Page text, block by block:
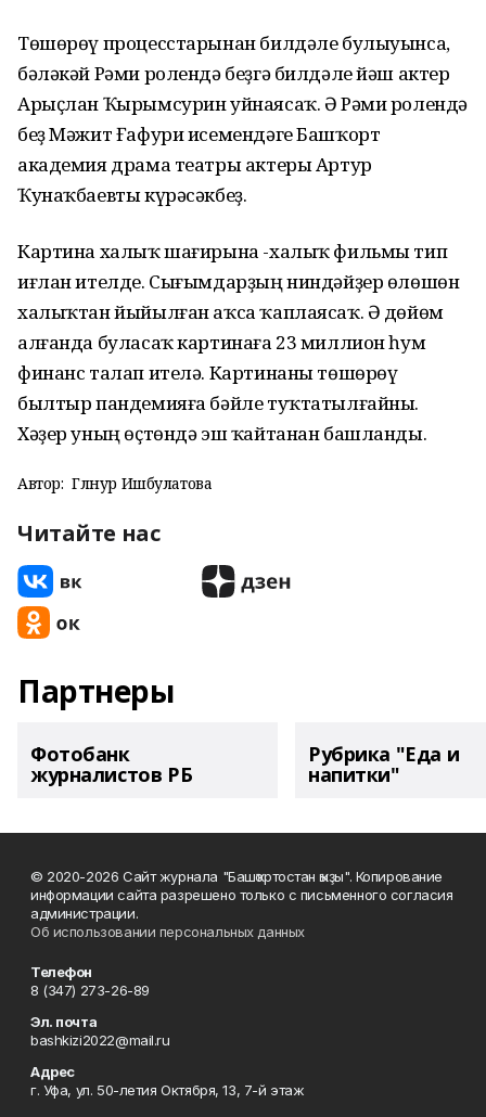
Төшөрөү процесстарынан билдәле булыуынса,
бәләкәй Рәми ролендә беҙгә билдәле йәш актер
Арыҫлан Ҡырымсурин уйнаясаҡ. Ә Рәми ролендә
беҙ Мәжит Ғафури исемендәге Башҡорт
академия драма театры актеры Артур
Ҡунаҡбаевты күрәсәкбеҙ.
Картина халыҡ шағирына -халыҡ фильмы тип
иғлан ителде. Сығымдарҙың ниндәйҙер өлөшөн
халыҡтан йыйылған аҡса ҡаплаясаҡ. Ә дөйөм
алғанда буласаҡ картинаға 23 миллион һум
финанс талап ителә. Картинаны төшөрөү
былтыр пандемияға бәйле туҡтатылғайны.
Хәҙер уның өҫтөндә эш ҡайтанан башланды.
Автор: Гөлнур Ишбулатова
Читайте нас
Партнеры
Фотобанк
журналистов РБ
Рубрика "Еда и
напитки"
© 2020-2026 Сайт журнала "Башҡортостан ҡыҙы". Копирование
информации сайта разрешено только с письменного согласия
администрации.
Об использовании персональных данных
Телефон
8 (347) 273-26-89
Эл. почта
bashkizi2022@mail.ru
Адрес
г. Уфа, ул. 50-летия Октября, 13, 7-й этаж